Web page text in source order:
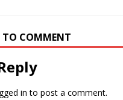
TO COMMENT
in to post a comment.